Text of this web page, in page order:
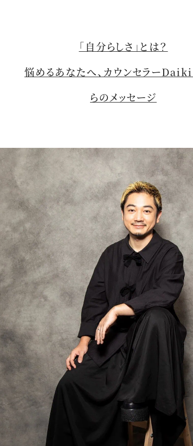
「自分らしさ」とは？
悩めるあなたへ、カウンセラー
らのメッセージ